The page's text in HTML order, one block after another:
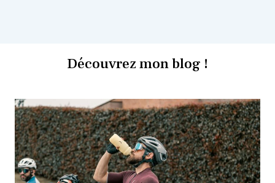
Découvrez mon blog !